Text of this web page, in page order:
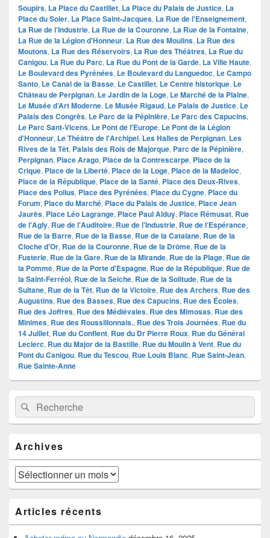
Soupirs, La Place du Castillet, La Place du Palais de Justice, La
Place du Soler, La Place Saint-Jacques, La Rue de l'Enseignement,
La Rue de l’Industrie, La Rue de la Couronne, La Rue de la Fontaine,
La Rue de la Légion d'Honneur, La Rue des Moulins, La Rue des
Moutons, La Rue des Réservoirs, La Rue des Théâtres, La Rue du
Canigou, La Rue du Parc, La Rue du Pont de la Garde, La Ville Haute,
Le Boulevard des Pyrénées, Le Boulevard du Languedoc, Le Campo
Santo, Le Canal de la Basse, Le Castillet, Le Centre historique, Le
Château de Perpignan, Le Jardin de la Loge, Le Marché de la Plaine,
Le Musée d’Art Moderne, Le Musée Rigaud, Le Palais de Justice, Le
Palais des Congrès, Le Parc de la Pépinière, Le Parc des Capucins,
Le Parc Sant-Vicens, Le Pont de l'Europe, Le Pont de la Légion
d'Honneur, Le Théâtre de l'Archipel, Les Halles de Perpignan, Les
Rives de la Têt, Palais des Rois de Majorque, Parc de la Pépinière,
Perpignan, Place Arago, Place de la Contrescarpe, Place de la
Crique, Place de la Liberté, Place de la Loge, Place de la Madeloc,
Place de la République, Place de la Santé, Place des Deux-Rives,
Place des Poilus, Place des Pyrénées, Place du Cygne, Place du
Forum, Place du Marché, Place du Palais de Justice, Place Jean
Jaurès, Place Léo Lagrange, Place Paul Alduy, Place Rémusat, Rue
de l'Agly, Rue de l'Auditoire, Rue de l'Industrie, Rue de l’Espérance,
Rue de la Barre, Rue de la Basse, Rue de la Catalane, Rue de la
Cloche d'Or, Rue de la Couronne, Rue de la Drôme, Rue de la
Fusterie, Rue de la Gare, Rue de la Mirande, Rue de la Plage, Rue de
la Pomme, Rue de la Porte d'Espagne, Rue de la République, Rue de
la Saint-Ferréol, Rue de la Seiche, Rue de la Solitude, Rue de la
Sultane, Rue de la Têt, Rue de la Victoire, Rue des Archers, Rue des
Augustins, Rue des Basses, Rue des Capucins, Rue des Écoles,
Rue des Joffres, Rue des Médiévales, Rue des Mimosas, Rue des
Minimes, Rue des Roussillonnais., Rue des Trois Journées, Rue du
14 Juillet, Rue du Conflent, Rue du Dr Pierre Roux, Rue du Général
Leclerc, Rue du Major de la Bastille, Rue du Moulin à Vent, Rue du
Pont du Canigou, Rue du Tescou, Rue Louis Blanc, Rue Saint-Jean,
Rue Sainte-Anne
Zone
principale
de
widget
barre
latérale
Recherche :Rechercher
Archives
Archives
Articles récents